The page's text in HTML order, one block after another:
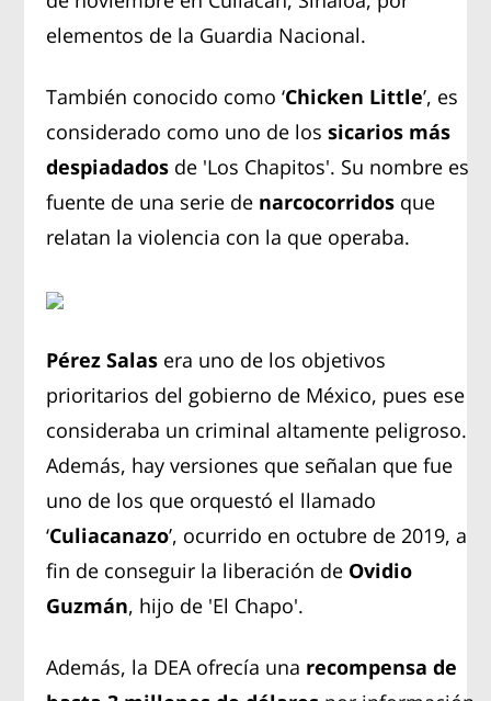
elementos de la Guardia Nacional.
También conocido como ‘Chicken Little’, es
considerado como uno de lossicarios más
despiadados de 'Los Chapitos'. Su nombre es
fuente de una serie de narcocorridos que
relatan la violencia con la que operaba.
Pérez Salas era uno de los objetivos
prioritarios del gobierno de México, pues ese
consideraba un criminal altamente peligroso.
Además, hay versiones que señalan que fue
uno de los que orquestó el llamado
‘Culiacanazo’, ocurrido en octubre de 2019, a
fin de conseguir la liberación de Ovidio
Guzmán, hijo de 'El Chapo'.
Además, la DEA ofrecía una recompensa de